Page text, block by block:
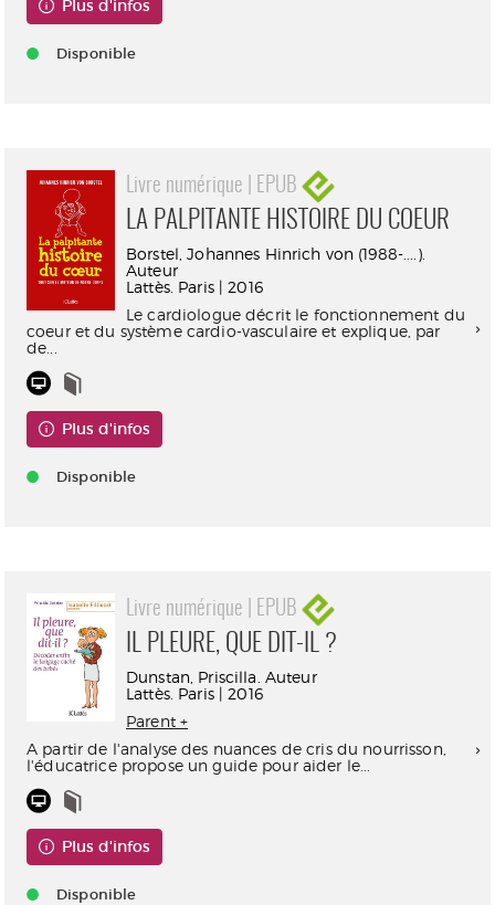
Plus d'infos
Disponible
Livre numérique | EPUB
LA PALPITANTE HISTOIRE DU COEUR
Borstel, Johannes Hinrich von (1988-....).
Auteur
Lattès. Paris | 2016
Le cardiologue décrit le fonctionnement du
coeur et du système cardio-vasculaire et explique, par
de...
Plus d'infos
Disponible
Livre numérique | EPUB
IL PLEURE, QUE DIT-IL ?
Dunstan, Priscilla. Auteur
Lattès. Paris | 2016
Parent +
A partir de l'analyse des nuances de cris du nourrisson,
l'éducatrice propose un guide pour aider le...
Plus d'infos
Disponible